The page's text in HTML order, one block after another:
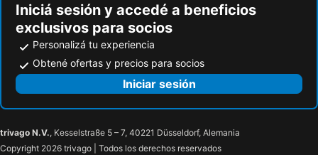
Blaue Grotte
Rosengartenschlucht
Badesee Umhausen
Escuela de Esquí y Snowboard
Ötzi-Dorf
Kuhstall
Pista de Trineo
Silvretta-Arena Ischgl - Samnaun
Flaucher
Swarovski - El Mundo del Cristal
Crazy Cow
Iglesia Parroquial de Santa Cristina
Burg Grünwald
Ski Area Val Comelico
Museo de Gherdeina
Iniciá sesión y accedé a beneficios
exclusivos para socios
Personalizá tu experiencia
Obtené ofertas y precios para socios
Iniciar sesión
trivago N.V., Kesselstraße 5 – 7, 40221 Düsseldorf, Alemania
Copyright 2026 trivago | Todos los derechos reservados